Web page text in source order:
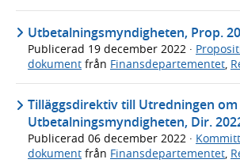
Utbetalningsmyndigheten, Prop.
Publicerad 19 december 2022 ·
dokument från Finansdepartementet
Tilläggsdirektiv till Utredningen
Utbetalningsmyndigheten, Dir.
Publicerad 06 december 2022 ·
dokument från Finansdepartementet,